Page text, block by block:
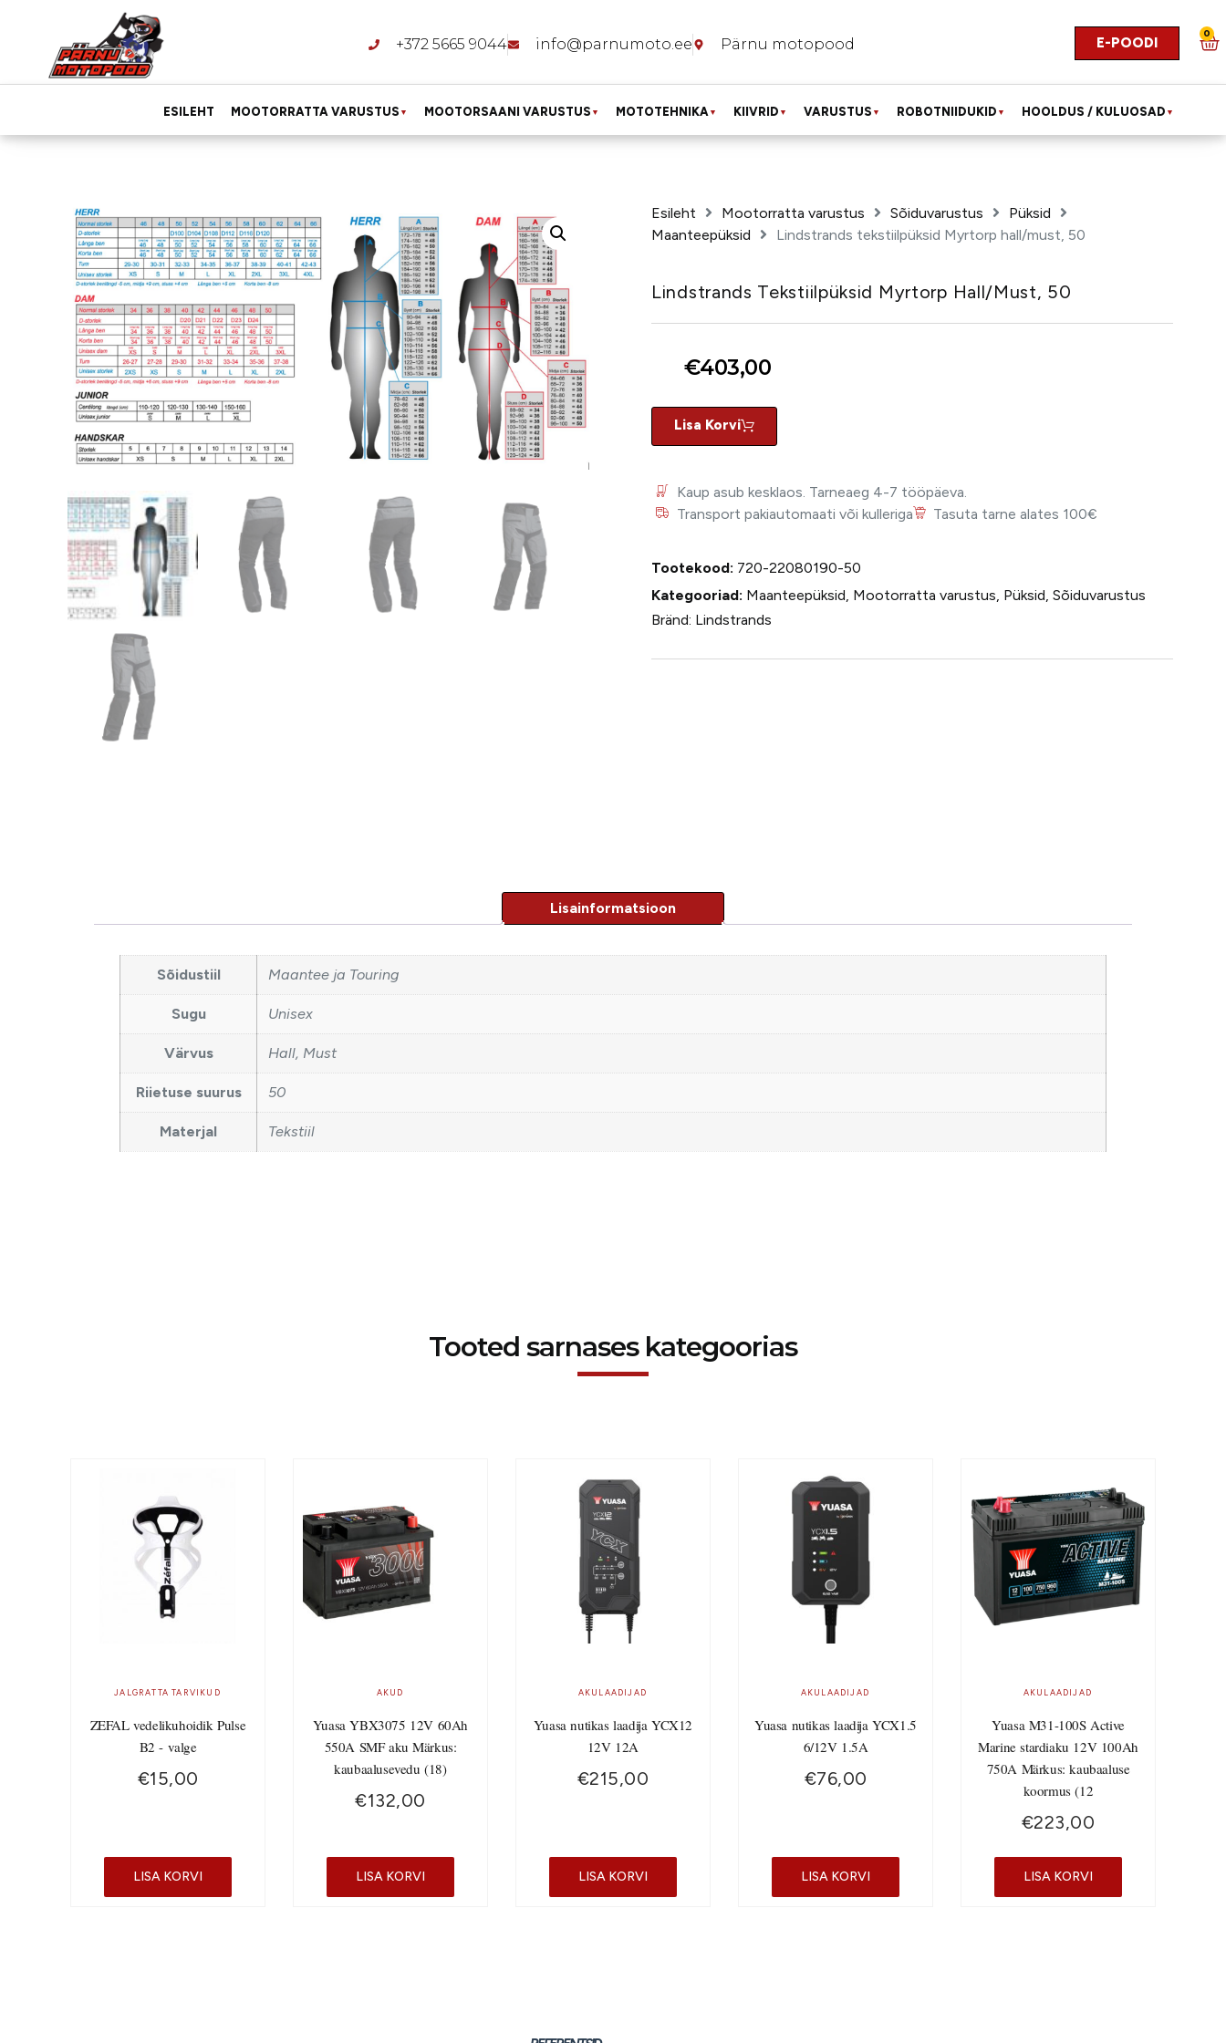
+372 5665 9044 info@parnumoto.ee Pärnu motopood E-POODI
0
ESILEHT MOOTORRATTA VARUSTUS ▼ MOOTORSAANI VARUSTUS ▼ MOTOTEHNIKA▼ KIIVRID ▼ VARUSTUS ▼ ROBOTNIIDUKID ▼ HOOLDUS / KULUOSAD ▼
Esileht Mootorratta varustus Sõiduvarustus
Püksid
Maanteepüksid
Lindstrands tekstiilpüksid Myrtorp hall/must, 50
Lindstrands Tekstiilpüksid Myrtorp Hall/must, 50
€403,00
Lisa Korvi
Kaup asub kesklaos. Tarneaeg 4-7 tööpäeva.
Transport pakiautomaati või kulleriga
Tasuta tarne alates 100€
Tootekood: 720-22080190-50
Kategooriad: Maanteepüksid, Mootorratta varustus, Püksid, Sõiduvarustus
Bränd: Lindstrands
Sõidustiil Maantee ja Touring
Sugu Unisex
Värvus Hall, Must
Riietuse suurus 50
Materjal Tekstiil
Tooted sarnases kategoorias
JALGRATTA TARVIKUD
ZEFAL vedelikuhoidik Pulse
B2 - valge
€15,00
LISA KORVI
AKUD
Yuasa YBX3075 12V 60Ah
550A SMF aku Märkus:
kaubaalusevedu (18)
€132,00
LISA KORVI
AKULAADIJAD
Yuasa nutikas laadija YCX12
12V 12A
€215,00
LISA KORVI
AKULAADIJAD
Yuasa nutikas laadija YCX1.5
6/12V 1.5A
€76,00
LISA KORVI
AKULAADIJAD
Yuasa M31-100S Active
Marine stardiaku 12V 100Ah
750A Märkus: kaubaaluse
koormus (12
€223,00
LISA KORVI